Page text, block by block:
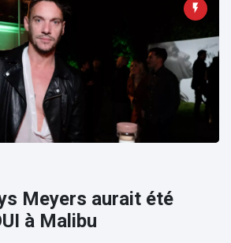
de la
est
Off de
23
de vue
dévoile
sa
GT
23
de vue
Meyers aurait été
à Malibu